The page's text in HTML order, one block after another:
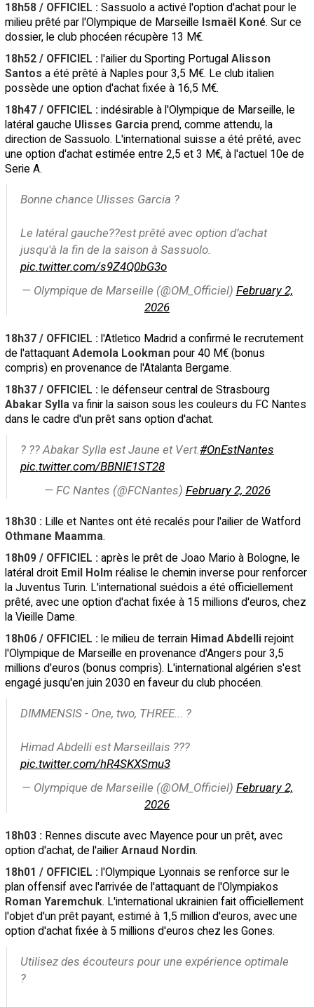
18h58 / OFFICIEL : Sassuolo a activé l'option d'achat pour le
milieu prêté par l'Olympique de Marseille Ismaël Koné. Sur ce
dossier, le club phocéen récupère 13 M€.
18h52 / OFFICIEL : l'ailier du Sporting Portugal Alisson
Santos a été prêté à Naples pour 3,5 M€. Le club italien
possède une option d'achat fixée à 16,5 M€.
18h47 / OFFICIEL : indésirable à l'Olympique de Marseille, le
latéral gauche Ulisses Garcia prend, comme attendu, la
direction de Sassuolo. L'international suisse a été prêté, avec
une option d'achat estimée entre 2,5 et 3 M€, à l'actuel 10e de
Serie A.
Bonne chance Ulisses Garcia ?
Le latéral gauche??est prêté avec option d’achat
jusqu'à la fin de la saison à Sassuolo.
pic.twitter.com/s9Z4Q0bG3o
— Olympique de Marseille (@OM_Officiel) February 2,
2026
18h37 / OFFICIEL : l'Atletico Madrid a confirmé le recrutement
de l'attaquant Ademola Lookman pour 40 M€ (bonus
compris) en provenance de l'Atalanta Bergame.
18h37 / OFFICIEL : le défenseur central de Strasbourg
Abakar Sylla va finir la saison sous les couleurs du FC Nantes
dans le cadre d'un prêt sans option d'achat.
? ?? Abakar Sylla est Jaune et Vert.#OnEstNantes
pic.twitter.com/BBNlE1ST28
— FC Nantes (@FCNantes) February 2, 2026
18h30 : Lille et Nantes ont été recalés pour l'ailier de Watford
Othmane Maamma.
18h09 / OFFICIEL : après le prêt de Joao Mario à Bologne, le
latéral droit Emil Holm réalise le chemin inverse pour renforcer
la Juventus Turin. L'international suédois a été officiellement
prêté, avec une option d'achat fixée à 15 millions d'euros, chez
la Vieille Dame.
18h06 / OFFICIEL : le milieu de terrain Himad Abdelli rejoint
l'Olympique de Marseille en provenance d'Angers pour 3,5
millions d'euros (bonus compris). L'international algérien s'est
engagé jusqu'en juin 2030 en faveur du club phocéen.
DIMMENSIS - One, two, THREE... ?
Himad Abdelli est Marseillais ???
pic.twitter.com/hR4SKXSmu3
— Olympique de Marseille (@OM_Officiel) February 2,
2026
18h03 : Rennes discute avec Mayence pour un prêt, avec
option d'achat, de l'ailier Arnaud Nordin.
18h01 / OFFICIEL : l'Olympique Lyonnais se renforce sur le
plan offensif avec l'arrivée de l'attaquant de l'Olympiakos
Roman Yaremchuk. L'international ukrainien fait officiellement
l'objet d'un prêt payant, estimé à 1,5 million d'euros, avec une
option d'achat fixée à 5 millions d'euros chez les Gones.
Utilisez des écouteurs pour une expérience optimale
?